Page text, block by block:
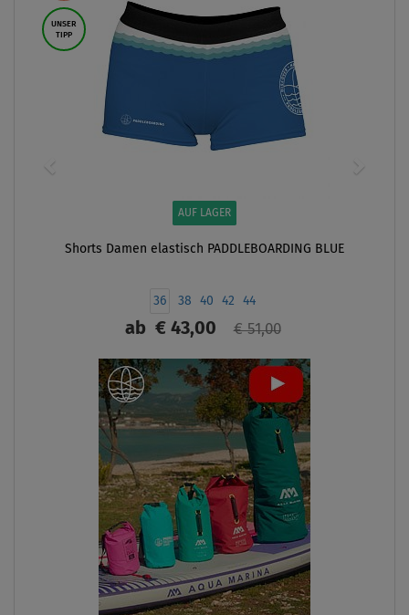
UNSER
TIPP
AUF LAGER
Shorts Damen elastisch PADDLEBOARDING BLUE
36 38 40 42 44
ab€ 43,00 € 51,00
ANZEIGEN